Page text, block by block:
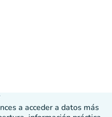
a acceder a datos más